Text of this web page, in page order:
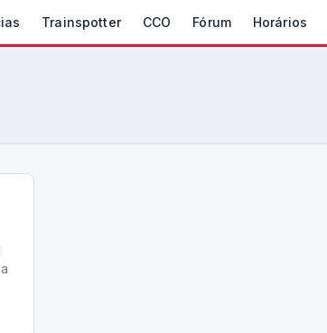
Trainspotter CCO Fórum Horários